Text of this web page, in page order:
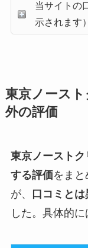
当サイトの
示されます）
東京ノース
外の評価
東京ノースト
する評価をまと
が、
口コミと
した。具体的